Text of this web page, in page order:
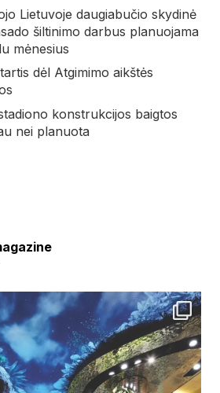
Lietuvoje daugiabučio skydinė
šiltinimo darbus planuojama
mėnesius
dėl Atgimimo aikštės
konstrukcijos baigtos
nei planuota